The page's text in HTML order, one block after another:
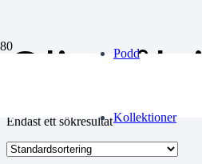
Podd
Kollektioner
Endast ett sökresultat